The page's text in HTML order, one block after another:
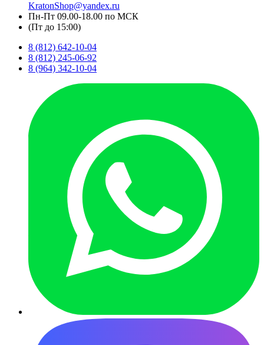
KratonShop@yandex.ru
Пн-Пт 09.00-18.00 по МСК
(Пт до 15:00)
8 (812) 642-10-04
8 (812) 245-06-92
8 (964) 342-10-04